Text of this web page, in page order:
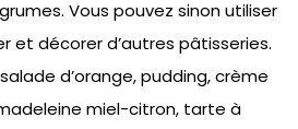
Vous pouvez sinon utiliser
et décorer d’autres pâtisseries.
d’orange, pudding, crème
miel-citron, tarte à